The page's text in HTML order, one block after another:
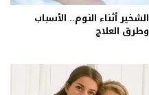
الشخير أثناء النوم.. الأسباب
وطرق العلاج